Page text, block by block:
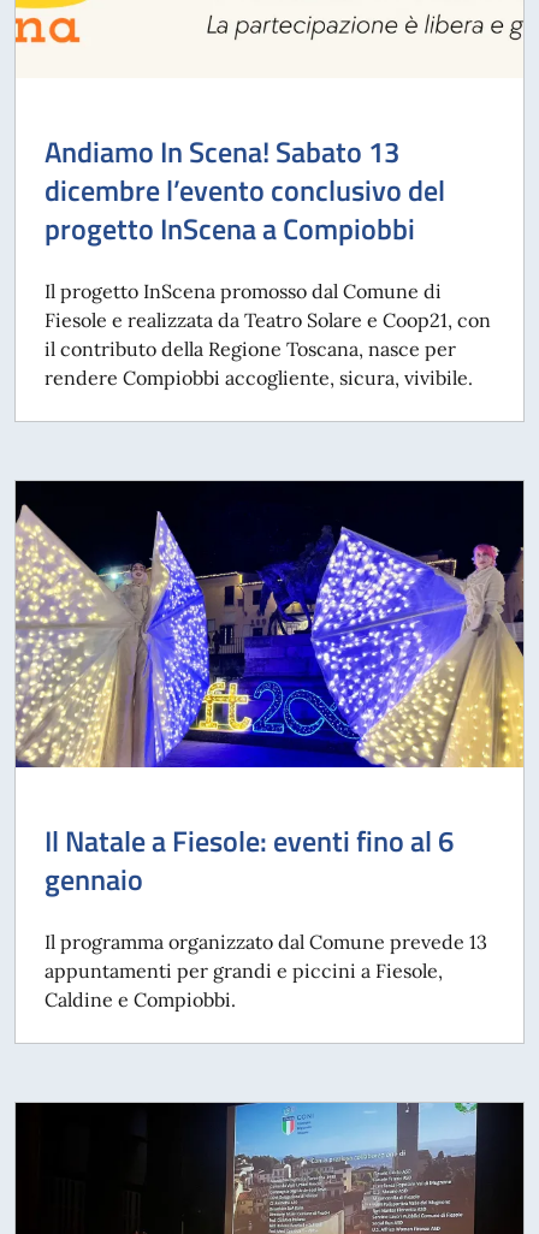
Andiamo In Scena! Sabato 13
dicembre l’evento conclusivo del
progetto InScena a Compiobbi
Il progetto InScena promosso dal Comune di
Fiesole e realizzata da Teatro Solare e Coop21, con
il contributo della Regione Toscana, nasce per
rendere Compiobbi accogliente, sicura, vivibile.
Il Natale a Fiesole: eventi fino al 6
gennaio
Il programma organizzato dal Comune prevede 13
appuntamenti per grandi e piccini a Fiesole,
Caldine e Compiobbi.